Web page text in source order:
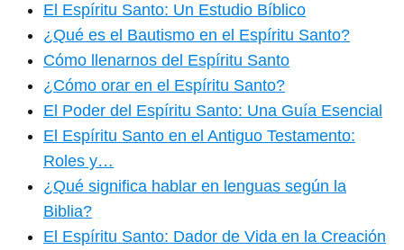
El Espíritu Santo: Un Estudio Bíblico
¿Qué es el Bautismo en el Espíritu Santo?
Cómo llenarnos del Espíritu Santo
¿Cómo orar en el Espíritu Santo?
El Poder del Espíritu Santo: Una Guía Esencial
El Espíritu Santo en el Antiguo Testamento:
Roles y…
¿Qué significa hablar en lenguas según la
Biblia?
El Espíritu Santo: Dador de Vida en la Creación